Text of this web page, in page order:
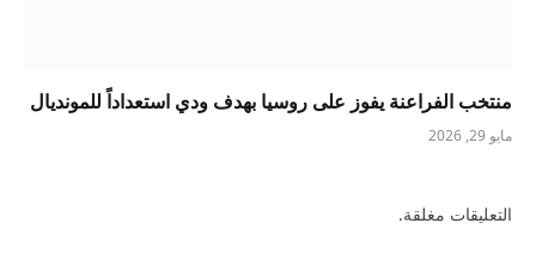
منتخب الفراعنة يفوز على روسيا بهدف ودي استعداداً للمونديال
مايو 29, 2026
التعليقات مغلقة.